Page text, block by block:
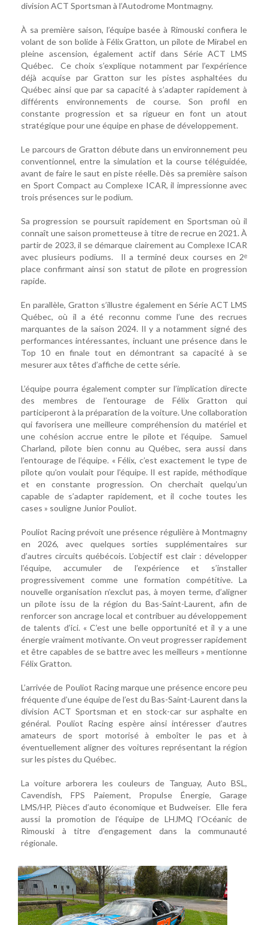
division ACT Sportsman à l’Autodrome Montmagny.
À sa première saison, l’équipe basée à Rimouski confiera le
volant de son bolide à Félix Gratton, un pilote de Mirabel en
pleine ascension, également actif dans Série ACT LMS
Québec. Ce choix s’explique notamment par l’expérience
déjà acquise par Gratton sur les pistes asphaltées du
Québec ainsi que par sa capacité à s’adapter rapidement à
différents environnements de course. Son profil en
constante progression et sa rigueur en font un atout
stratégique pour une équipe en phase de développement.
Le parcours de Gratton débute dans un environnement peu
conventionnel, entre la simulation et la course téléguidée,
avant de faire le saut en piste réelle. Dès sa première saison
en Sport Compact au Complexe ICAR, il impressionne avec
trois présences sur le podium.
Sa progression se poursuit rapidement en Sportsman où il
connaît une saison prometteuse à titre de recrue en 2021. À
partir de 2023, il se démarque clairement au Complexe ICAR
avec plusieurs podiums. Il a terminé deux courses en 2ᵉ
place confirmant ainsi son statut de pilote en progression
rapide.
En parallèle, Gratton s’illustre également en Série ACT LMS
Québec, où il a été reconnu comme l’une des recrues
marquantes de la saison 2024. Il y a notamment signé des
performances intéressantes, incluant une présence dans le
Top 10 en finale tout en démontrant sa capacité à se
mesurer aux têtes d’affiche de cette série.
L’équipe pourra également compter sur l’implication directe
des membres de l’entourage de Félix Gratton qui
participeront à la préparation de la voiture. Une collaboration
qui favorisera une meilleure compréhension du matériel et
une cohésion accrue entre le pilote et l’équipe. Samuel
Charland, pilote bien connu au Québec, sera aussi dans
l’entourage de l’équipe. « Félix, c’est exactement le type de
pilote qu’on voulait pour l’équipe. Il est rapide, méthodique
et en constante progression. On cherchait quelqu’un
capable de s’adapter rapidement, et il coche toutes les
cases » souligne Junior Pouliot.
Pouliot Racing prévoit une présence régulière à Montmagny
en 2026, avec quelques sorties supplémentaires sur
d’autres circuits québécois. L’objectif est clair : développer
l’équipe, accumuler de l’expérience et s’installer
progressivement comme une formation compétitive. La
nouvelle organisation n’exclut pas, à moyen terme, d’aligner
un pilote issu de la région du Bas-Saint-Laurent, afin de
renforcer son ancrage local et contribuer au développement
de talents d’ici. « C’est une belle opportunité et il y a une
énergie vraiment motivante. On veut progresser rapidement
et être capables de se battre avec les meilleurs » mentionne
Félix Gratton.
L’arrivée de Pouliot Racing marque une présence encore peu
fréquente d’une équipe de l’est du Bas-Saint-Laurent dans la
division ACT Sportsman et en stock-car sur asphalte en
général. Pouliot Racing espère ainsi intéresser d’autres
amateurs de sport motorisé à emboîter le pas et à
éventuellement aligner des voitures représentant la région
sur les pistes du Québec.
La voiture arborera les couleurs de Tanguay, Auto BSL,
Cavendish, FPS Paiement, Propulse Énergie, Garage
LMS/HP, Pièces d’auto économique et Budweiser. Elle fera
aussi la promotion de l’équipe de LHJMQ l’Océanic de
Rimouski à titre d’engagement dans la communauté
régionale.